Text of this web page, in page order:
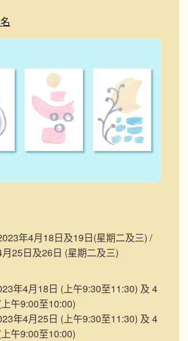
年4月18日及19日(星期二及三) /
25日及26日 (星期二及三)
年4月18日 (上午9:30至11:30) 及 4
午9:00至10:00)
年4月25日 (上午9:30至11:30) 及 4
午9:00至10:00)